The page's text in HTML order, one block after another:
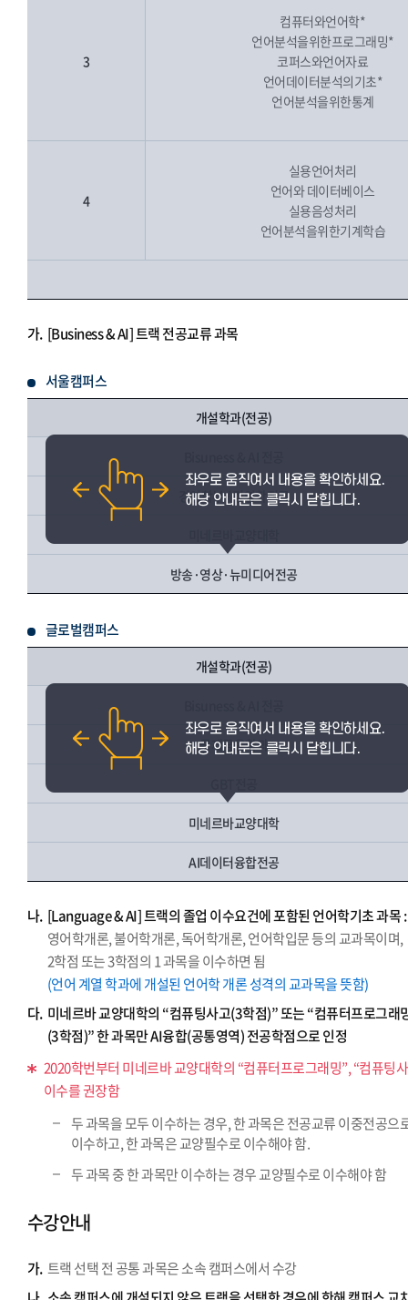
3
컴퓨터와언어학*
언어분석을위한프로그래밍*
코퍼스와언어자료
언어데이터분석의기초*
언어분석을위한통계
4
실용언어처리
언어와 데이터베이스
실용음성처리
언어분석을위한기계학습
가. [Business & AI] 트랙 전공교류 과목
서울캠퍼스
개설학과(전공)
경영학부 / 경영학전공
방송·영상·뉴미디어전공
글로벌캠퍼스
개설학과(전공)
국제금융학과
미네르바교양대학
AI데이터융합전공
나. [Language & AI] 트랙의 졸업 이수요건에 포함된 언어학기초 과목 :
영어학개론, 불어학개론, 독어학개론, 언어학입문 등의 교과목이며,
2학점 또는 3학점의 1 과목을 이수하면 됨
(언어 계열 학과에 개설된 언어학 개론 성격의 교과목을 뜻함)
다. 미네르바 교양대학의 “컴퓨팅사고(3학점)” 또는 “컴퓨터프로그래
(3학점)” 한 과목만 AI융합(공통영역) 전공학점으로 인정
2020학번부터 미네르바 교양대학의 “컴퓨터프로그래밍”, “컴퓨팅
이수를 권장함
두 과목을 모두 이수하는 경우, 한 과목은 전공교류 이중전공으
이수하고, 한 과목은 교양필수로 이수해야 함.
두 과목 중 한 과목만 이수하는 경우 교양필수로 이수해야 함
수강안내
가. 트랙 선택 전 공통 과목은 소속 캠퍼스에서 수강